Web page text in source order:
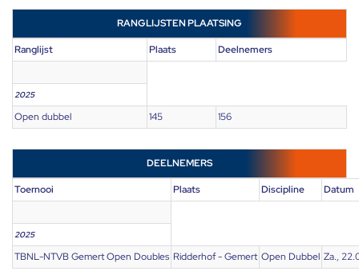
RANGLIJSTEN PLAATSING
Ranglijst Plaats Deelnemers
2025
Open dubbel 145 156
DEELNEMERS
Toernooi Plaats Discipline Datum
2025
TBNL-NTVB Gemert Open Doubles Ridderhof - Gemert Open Dubbel Za.,